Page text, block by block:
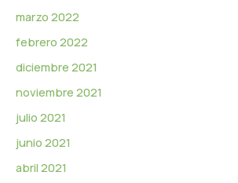
marzo 2022
febrero 2022
diciembre 2021
noviembre 2021
julio 2021
junio 2021
abril 2021